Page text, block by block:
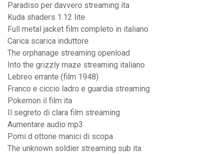
Paradiso per davvero streaming ita
Kuda shaders 1.12 lite
Full metal jacket film completo in italiano
Carica scarica induttore
The orphanage streaming openload
Into the grizzly maze streaming italiano
Lebreo errante (film 1948)
Franco e ciccio ladro e guardia streaming
Pokemon il film ita
Il segreto di clara film streaming
Aumentare audio mp3
Pomi d ottone manici di scopa
The unknown soldier streaming sub ita